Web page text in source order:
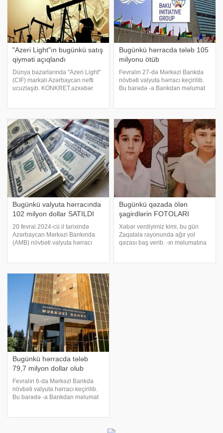
"Azeri Light"ın bugünkü satış
qiyməti açıqlandı
Dünya bazarlarında "Azeri Light"
(CIF) markalı Azərbaycan nefti
ucuzlaşıb. KONKRET.azxəbər
0,55% azalaraq 86,61 ABŞ dollar
Bugünkü hərracda tələb 105
milyonu ötüb
Fevralın 27-də Mərkəzi Bankda
növbəti valyuta hərracı keçirilib.
Bu barədə -a Bankdan məlumat
Hərracda manatın ortaçəkili
məzənnəs
Bugünkü valyuta hərracında
102 milyon dollar SATILDI
20 fevral 2024-cü il tarixində
Azərbaycan Mərkəzi Bankında
(AMB) növbəti valyuta hərracı
və tam təmin edilib. Qeyd edək ki
Bugünkü qəzada ölən
şagirdlərin FOTOLARI
Xəbər verdiyimiz kimi, bu gün
Zaqatala rayonunda ağır yol
qəzası baş verib. -ın məlumatına
Bugünkü hərracda tələb
79,7 milyon dollar olub
Fevralın 6-da Mərkəzi Bankda
növbəti valyuta hərracı keçirilib.
Bu barədə -a Bankdan məlumat